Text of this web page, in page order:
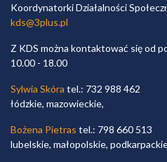
Koordynatorki Działalności
kds@3plus.pl
Z KDS można kontaktować się od
10.00 - 18.00
Sylwia Skóra tel.: 732 988 462
łódzkie, mazowieckie,
Bożena Pietras tel.: 798 660 513
lubelskie, małopolskie,